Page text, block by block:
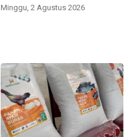
Minggu, 2 Agustus 2026